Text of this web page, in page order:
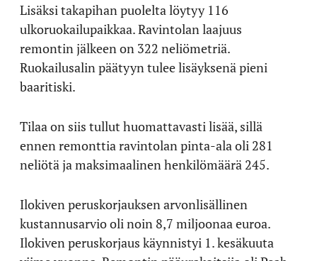
Lisäksi takapihan puolelta löytyy 116
ulkoruokailupaikkaa. Ravintolan laajuus
remontin jälkeen on 322 neliömetriä.
Ruokailusalin päätyyn tulee lisäyksenä pieni
baaritiski.
Tilaa on siis tullut huomattavasti lisää, sillä
ennen remonttia ravintolan pinta-ala oli 281
neliötä ja maksimaalinen henkilömäärä 245.
Ilokiven peruskorjauksen arvonlisällinen
kustannusarvio oli noin 8,7 miljoonaa euroa.
Ilokiven peruskorjaus käynnistyi 1. kesäkuuta